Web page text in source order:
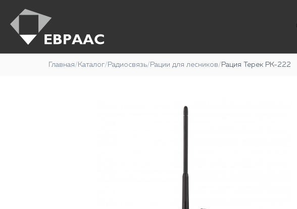
Главная/ Каталог/ Радиосвязь/ Рации для лесников/ Рация Терек РК-222